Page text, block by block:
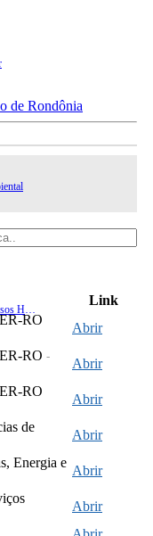
Link
RO
Abrir
RO -
Abrir
RO
Abrir
de
Abrir
Energia e
Abrir
Abrir